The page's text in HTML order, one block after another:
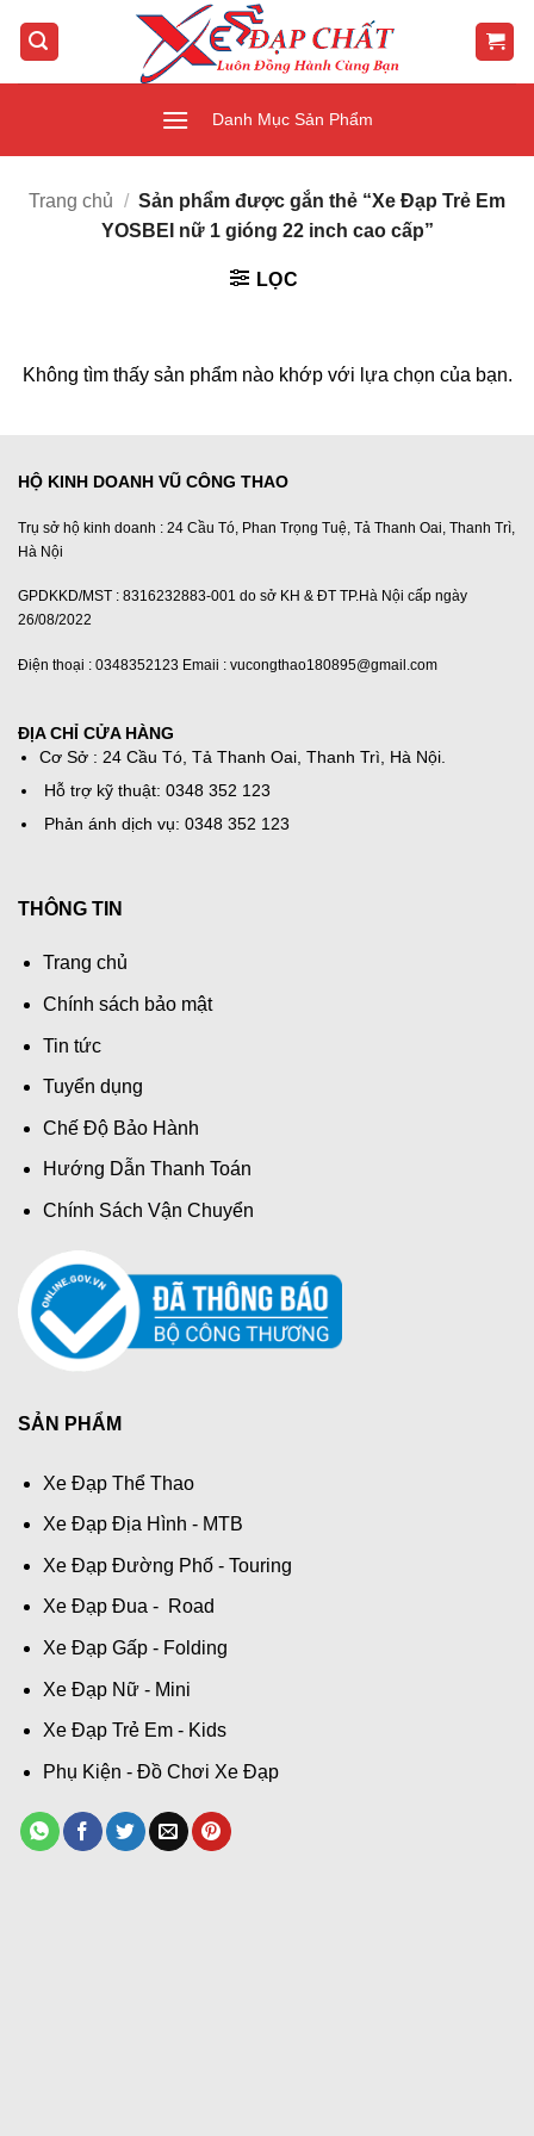
qua
Danh Mục Sản Phẩm
Trang chủ / Sản phẩm được gắn thẻ “Xe Đạp Trẻ Em
YOSBEI nữ 1 gióng 22 inch cao cấp”
LỌC
Không tìm thấy sản phẩm nào khớp với lựa chọn của bạn.
HỘ KINH DOANH VŨ CÔNG THAO
Trụ sở hộ kinh doanh : 24 Cầu Tó, Phan Trọng Tuệ, Tả Thanh Oai, Thanh Trì,
Hà Nội
GPDKKD/MST : 8316232883-001 do sở KH & ĐT TP.Hà Nội cấp ngày
26/08/2022
Điện thoại : 0348352123 Emaii : vucongthao180895@gmail.com
ĐỊA CHỈ CỬA HÀNG
Cơ Sở : 24 Cầu Tó, Tả Thanh Oai, Thanh Trì, Hà Nội.
Hỗ trợ kỹ thuật: 0348 352 123
Phản ánh dịch vụ: 0348 352 123
THÔNG TIN
Trang chủ
Chính sách bảo mật
Tin tức
Tuyển dụng
Chế Độ Bảo Hành
Hướng Dẫn Thanh Toán
Chính Sách Vận Chuyển
SẢN PHẨM
Xe Đạp Thể Thao
Xe Đạp Địa Hình - MTB
Xe Đạp Đường Phố - Touring
Xe Đạp Đua - Road
Xe Đạp Gấp - Folding
Xe Đạp Nữ - Mini
Xe Đạp Trẻ Em - Kids
Phụ Kiện - Đồ Chơi Xe Đạp